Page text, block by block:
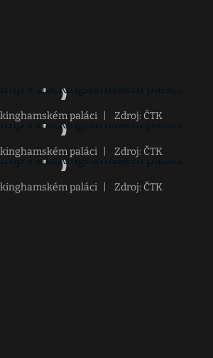
paláci Zdroj: ČTK
paláci Zdroj: ČTK
paláci Zdroj: ČTK